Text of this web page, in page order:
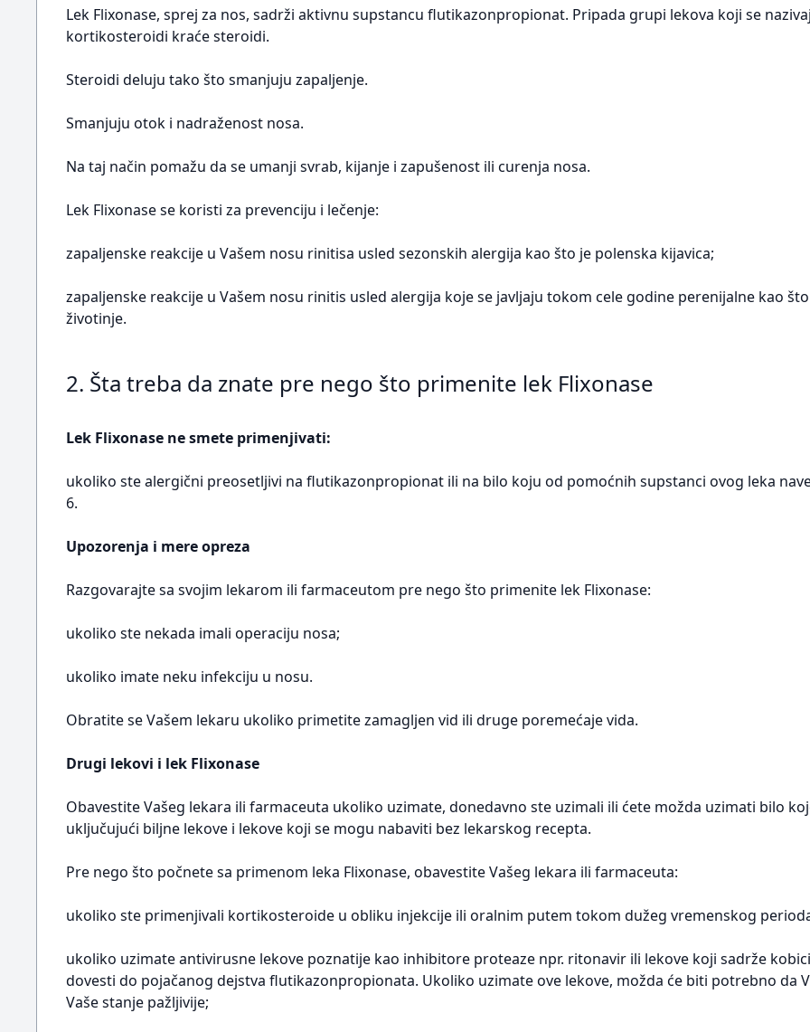
Lek Flixonase, sprej za nos, sadrži aktivnu supstancu flutikazonpropionat. Pripada grupi lekova koji se
kortikosteroidi kraće steroidi.
Steroidi deluju tako što smanjuju zapaljenje.
Smanjuju otok i nadraženost nosa.
Na taj način pomažu da se umanji svrab, kijanje i zapušenost ili curenja nosa.
Lek Flixonase se koristi za prevenciju i lečenje:
zapaljenske reakcije u Vašem nosu rinitisa usled sezonskih alergija kao što je polenska kijavica;
zapaljenske reakcije u Vašem nosu rinitis usled alergija koje se javljaju tokom cele godine perenijalne kao
životinje.
2. Šta treba da znate pre nego što primenite lek Flixonase
Lek Flixonase ne smete primenjivati:
ukoliko ste alergični preosetljivi na flutikazonpropionat ili na bilo koju od pomoćnih supstanci ovog leka
6.
Upozorenja i mere opreza
Razgovarajte sa svojim lekarom ili farmaceutom pre nego što primenite lek Flixonase:
ukoliko ste nekada imali operaciju nosa;
ukoliko imate neku infekciju u nosu.
Obratite se Vašem lekaru ukoliko primetite zamagljen vid ili druge poremećaje vida.
Drugi lekovi i lek Flixonase
Obavestite Vašeg lekara ili farmaceuta ukoliko uzimate, donedavno ste uzimali ili ćete možda uzimati bilo
uključujući biljne lekove i lekove koji se mogu nabaviti bez lekarskog recepta.
Pre nego što počnete sa primenom leka Flixonase, obavestite Vašeg lekara ili farmaceuta:
ukoliko ste primenjivali kortikosteroide u obliku injekcije ili oralnim putem tokom dužeg vremenskog
ukoliko uzimate antivirusne lekove poznatije kao inhibitore proteaze npr. ritonavir ili lekove koji sadrže
dovesti do pojačanog dejstva flutikazonpropionata. Ukoliko uzimate ove lekove, možda će biti potrebno da
Vaše stanje pažljivije;